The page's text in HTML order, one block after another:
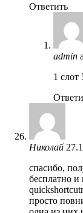
Ответить
admin
1 слот
Николай
спасибо,
бесплатно
просто